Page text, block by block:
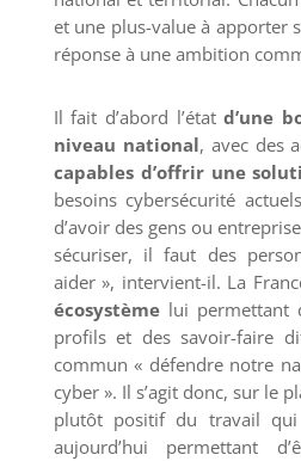
et une plus-value à apporter
réponse à une ambition
Il fait d’abord l’étatd’une
niveau national, avec des
capables d’offrir une
besoins cybersécurité
d’avoir des gens ou
sécuriser, il faut des
aider », intervient-il. La
écosystèmelui permettant
profils et des savoir-faire
commun « défendre notre
cyber ». Il s’agit donc, sur le
plutôt positif du travail qui
aujourd’hui permettant